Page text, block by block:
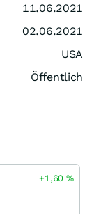
11.06.2021
02.06.2021
USA
Öffentlich
+1,60%